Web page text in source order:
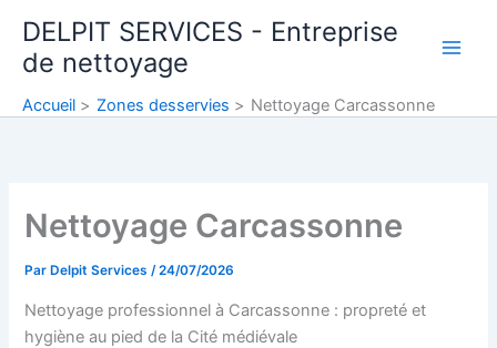
contenu
DELPIT SERVICES - Entreprise
de nettoyage
Accueil Zones desservies Nettoyage Carcassonne
Nettoyage Carcassonne
Par Delpit Services/24/07/2026
Nettoyage professionnel à Carcassonne : propreté et
hygiène au pied de la Cité médiévale